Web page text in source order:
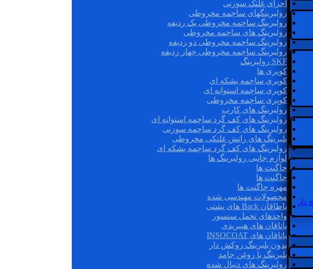
اجزای غلتک سوزنی
رولبرینگهای ساچمه مخروطی
رولبرینگ ساچمه مخروطی یک ردیفه
رولبرینگ های ساچمه مخروطی
رولبرینگ ساچمه مخروطی دو ردیفه
رولبرینگ ساچمه مخروطی چهار ردیفه
SKF رولبرینگ
کوپری ها
کوپری ساچمه بشکه ای
کوپری ساچمه استوانه ای
کوپری ساچمه مخروطی
رولبرینگ های کارب
رولبرینگ های کف گرد ساچمه استوانه ای
رولبرینگ های کف گرد ساچمه سوزنی
بلبرینگ های رانش غلتکی مخروطی
رولبرینگ های کف گرد ساچمه بشکه ای
لوازم جانبی رولبرینگ ها
چاگنت ها
چاگنت ها
مهره چاگنت ها
محصولات مهندسی شده
یاطاقان Back های پشتی
واحدهای تحمل سنسور
یاتاقان های هیبریدی
یاتاقان های INSOCOAT
بدون بلبرینگ روکش دار
بلبرینگ با روغن جامد
رولبرینگ های دنبال شده